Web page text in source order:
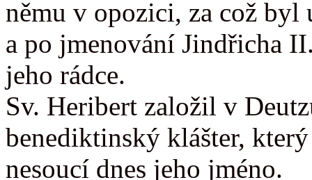
němu v opozici, za což byl
a po jmenování Jindřicha
jeho rádce.
Sv. Heribert založil v
benediktinský klášter,
nesoucí dnes jeho jméno.